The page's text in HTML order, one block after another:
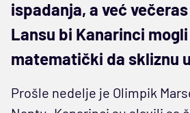
ispadanja, a već večeras
Lansu bi Kanarinci
matematički da skliznu
Prošle nedelje je Olimpik